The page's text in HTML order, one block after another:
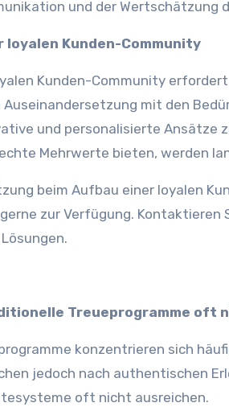
und der Wertschätzung
loyalen Kunden-Community
Kunden-Community
mit den
und personalisierte Ansätze
Mehrwerte bieten, werden
beim Aufbau einer loyalen
zur Verfügung. Kontaktieren
Treueprogramme oft
konzentrieren sich
jedoch nach authentischen
oft nicht ausreichen.